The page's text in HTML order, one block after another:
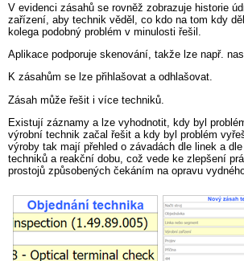
V evidenci zásahů se rovněž zobrazuje historie
zařízení, aby technik věděl, co kdo na tom kdy
kolega podobný problém v minulosti řešil.
Aplikace podporuje skenování, takže lze např.
K zásahům se lze přihlašovat a odhlašovat.
Zásah může řešit i více techniků.
Existují záznamy a lze vyhodnotit, kdy byl
výrobní technik začal řešit a kdy byl problém
výroby tak mají přehled o závadách dle linek a
techniků a reakční dobu, což vede ke zlepšení
prostojů způsobených čekáním na opravu